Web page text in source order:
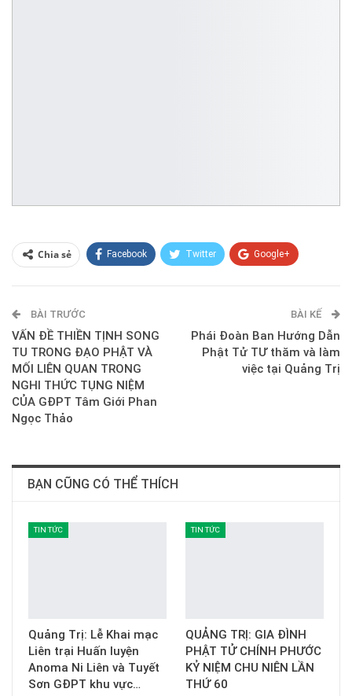
Chia sẻ Facebook Twitter Google+
E-mail
BÀI TRƯỚC
VẤN ĐỀ THIỀN TỊNH SONG
TU TRONG ĐẠO PHẬT VÀ
MỐI LIÊN QUAN TRONG
NGHI THỨC TỤNG NIỆM
CỦA GĐPT Tâm Giới Phan
Ngọc Thảo
BÀI KẾ
Phái Đoàn Ban Hướng Dẫn
Phật Tử TƯ thăm và làm
việc tại Quảng Trị
BẠN CŨNG CÓ THỂ THÍCH
TIN TỨC
Quảng Trị: Lễ Khai mạc
Liên trại Huấn luyện
Anoma Ni Liên và Tuyết
Sơn GĐPT khu vực…
TIN TỨC
QUẢNG TRỊ: GIA ĐÌNH
PHẬT TỬ CHÍNH PHƯỚC
KỶ NIỆM CHU NIÊN LẦN
THỨ 60